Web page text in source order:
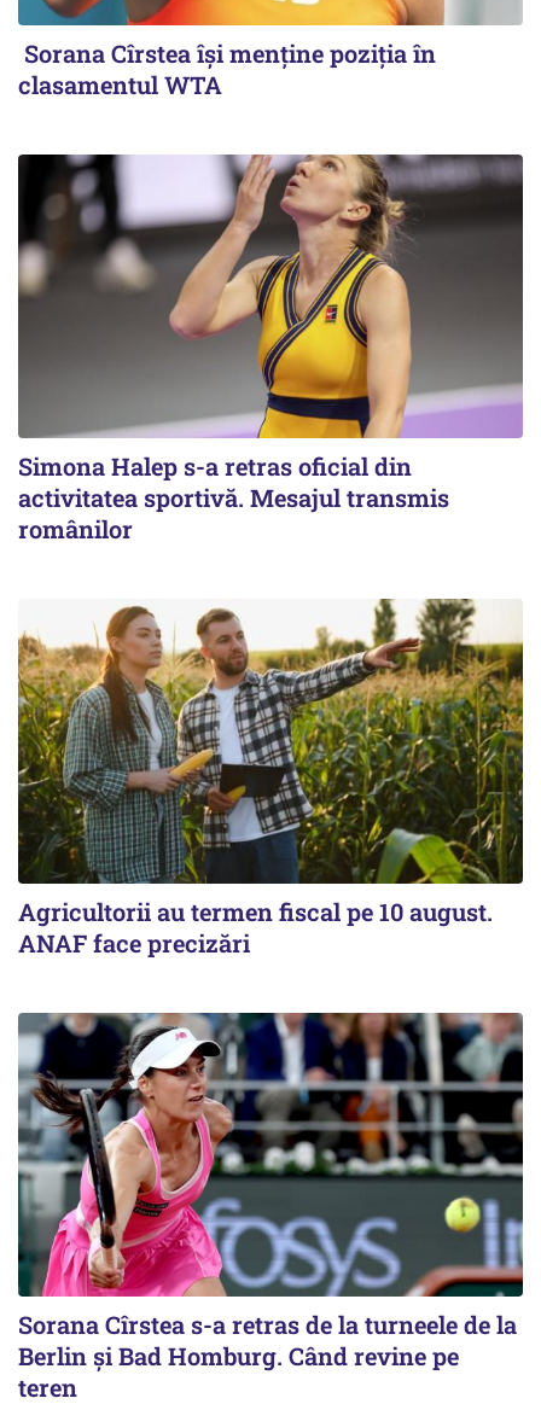
Sorana Cîrstea își menține poziția în
clasamentul WTA
Simona Halep s-a retras oficial din
activitatea sportivă. Mesajul transmis
românilor
Agricultorii au termen fiscal pe 10 august.
ANAF face precizări
Sorana Cîrstea s-a retras de la turneele de la
Berlin și Bad Homburg. Când revine pe
teren